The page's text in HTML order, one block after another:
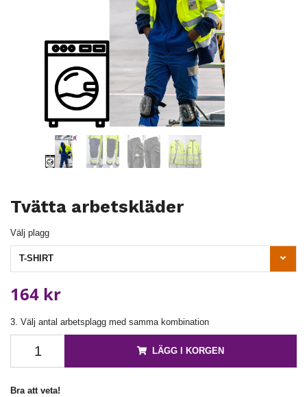
Tvätta arbetskläder
Välj plagg
T-SHIRT
164 kr
3. Välj antal arbetsplagg med samma kombination
LÄGG I KORGEN
Bra att veta!